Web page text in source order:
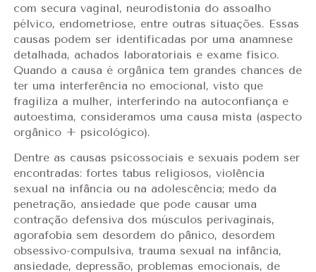
com secura vaginal, neurodistonia do assoalho
pélvico, endometriose, entre outras situações. Essas
causas podem ser identificadas por uma anamnese
detalhada, achados laboratoriais e exame físico.
Quando a causa é orgânica tem grandes chances de
ter uma interferência no emocional, visto que
fragiliza a mulher, interferindo na autoconfiança e
autoestima, consideramos uma causa mista (aspecto
orgânico + psicológico).
Dentre as causas psicossociais e sexuais podem ser
encontradas: fortes tabus religiosos, violência
sexual na infância ou na adolescência; medo da
penetração, ansiedade que pode causar uma
contração defensiva dos músculos perivaginais,
agorafobia sem desordem do pânico, desordem
obsessivo-compulsiva, trauma sexual na infância,
ansiedade, depressão, problemas emocionais, de